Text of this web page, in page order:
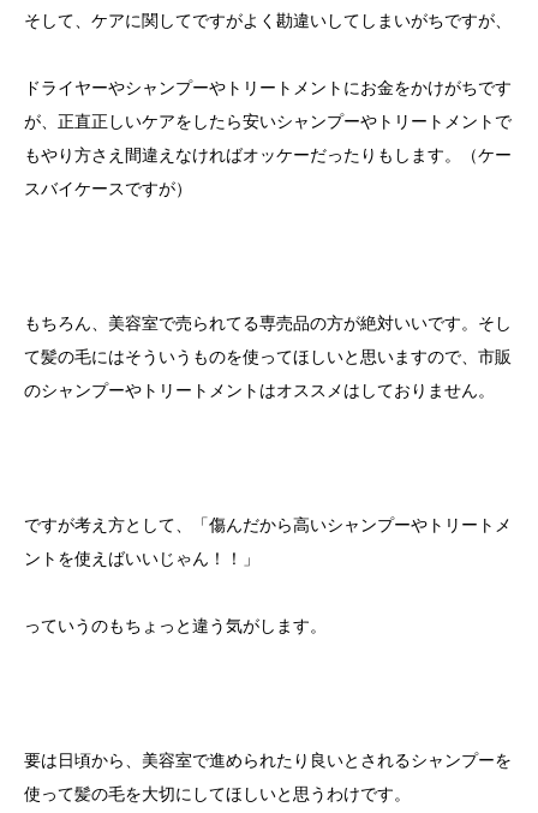
そして、ケアに関してですがよく勘違いしてしまいがちですが、
ドライヤーやシャンプーやトリートメントにお金をかけがちです
が、正直正しいケアをしたら安いシャンプーやトリートメントで
もやり方さえ間違えなければオッケーだったりもします。（ケー
スバイケースですが）
もちろん、美容室で売られてる専売品の方が絶対いいです。そし
て髪の毛にはそういうものを使ってほしいと思いますので、市販
のシャンプーやトリートメントはオススメはしておりません。
ですが考え方として、「傷んだから高いシャンプーやトリートメ
ントを使えばいいじゃん！！」
っていうのもちょっと違う気がします。
要は日頃から、美容室で進められたり良いとされるシャンプーを
使って髪の毛を大切にしてほしいと思うわけです。